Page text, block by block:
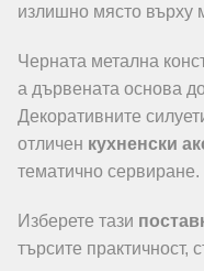
излишно място върху
Черната метална
а дървената основа
Декоративните
отличен кухненски
тематично сервиране.
Изберете тази
търсите практичност,